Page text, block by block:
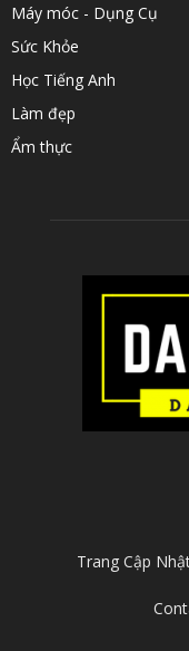
Máy móc - Dụng Cụ
Sức Khỏe
Học Tiếng Anh
Làm đẹp
Ẩm thực
Trang Cập